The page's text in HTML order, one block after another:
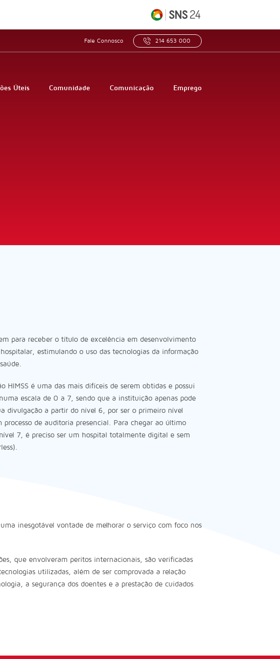
Fale Connosco 214 653 000
Úteis Comunidade Comunicação Emprego
para receber o título de excelência em desenvolvimento
estimulando o uso das tecnologias da informação
HIMSS é uma das mais difíceis de serem obtidas e possui
escala de 0 a 7, sendo que a instituição apenas pode
divulgação a partir do nível 6, por ser o primeiro nível
processo de auditoria presencial. Para chegar ao último
7, é preciso ser um hospital totalmente digital e sem
inesgotável vontade de melhorar o serviço com foco nos
que envolveram peritos internacionais, são verificadas
utilizadas, além de ser comprovada a relação
a segurança dos doentes e a prestação de cuidados